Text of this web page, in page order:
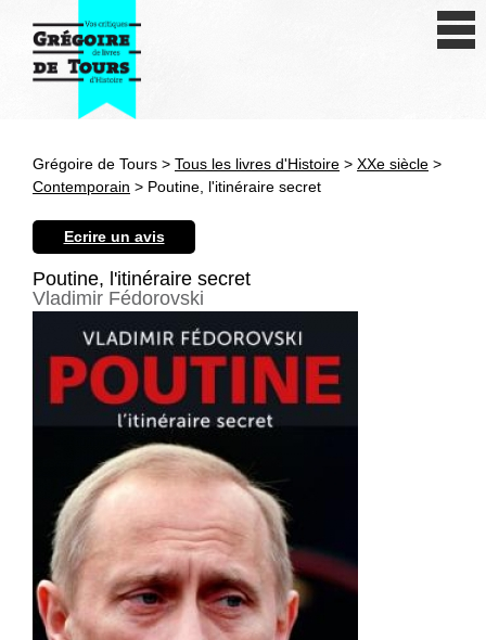
Antiquité
Epoque moderne
XXe siècle
Autres civilisations
Thématiques
Grégoire de Tours > Tous les livres d'Histoire > XXe siècle >
Contemporain > Poutine, l'itinéraire secret
Ecrire un avis
Poutine, l'itinéraire secret
Vladimir Fédorovski